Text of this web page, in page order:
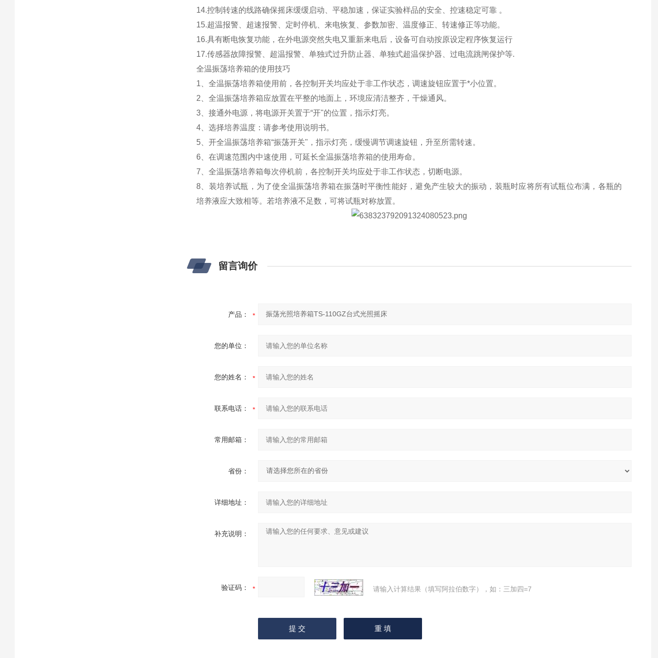
14.控制转速的线路确保摇床缓缓启动、平稳加速，保证实验样品的安全、控速稳定可靠 。
15.超温报警、超速报警、定时停机、来电恢复、参数加密、温度修正、转速修正等功能。
16.具有断电恢复功能，在外电源突然失电又重新来电后，设备可自动按原设定程序恢复运行
17.传感器故障报警、超温报警、单独式过升防止器、单独式超温保护器、过电流跳闸保护等.
全温振荡培养箱的使用技巧
1、全温振荡培养箱使用前，各控制开关均应处于非工作状态，调速旋钮应置于*小位置。
2、全温振荡培养箱应放置在平整的地面上，环境应清洁整齐，干燥通风。
3、接通外电源，将电源开关置于“开"的位置，指示灯亮。
4、选择培养温度：请参考使用说明书。
5、开全温振荡培养箱“振荡开关"，指示灯亮，缓慢调节调速旋钮，升至所需转速。
6、在调速范围内中速使用，可延长全温振荡培养箱的使用寿命。
7、全温振荡培养箱每次停机前，各控制开关均应处于非工作状态，切断电源。
8、装培养试瓶，为了使全温振荡培养箱在振荡时平衡性能好，避免产生较大的振动，装瓶时应将所有试瓶位布满，各瓶的
培养液应大致相等。若培养液不足数，可将试瓶对称放置。
留言询价
产品：
您的单位：
您的姓名：
联系电话：
常用邮箱：
省份：
详细地址：
补充说明：
验证码： 请输入计算结果（填写阿拉伯数字），如：三加四=7